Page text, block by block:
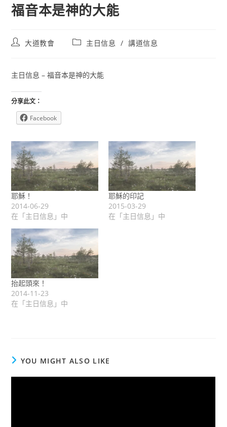
福音本是神的大能
Post大道教會
Post主日信息 / 講道信息
主日信息 – 福音本是神的大能
分享此文：
Facebook
耶穌！
2014-06-29
在「主日信息」中
耶穌的印記
2015-03-29
在「主日信息」中
抬起頭來！
2014-11-23
在「主日信息」中
YOU MIGHT ALSO LIKE